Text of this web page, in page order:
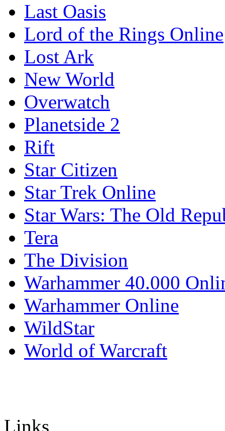
Last Oasis
Lord of the Rings Online
Lost Ark
New World
Overwatch
Planetside 2
Rift
Star Citizen
Star Trek Online
Star Wars: The Old
Tera
The Division
Warhammer 40.000
Warhammer Online
WildStar
World of Warcraft
Links